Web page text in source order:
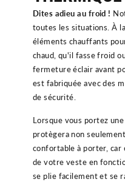
Dites adieu au froid ! No
toutes les situations. À
éléments chauffants
chaud, qu'il fasse froid
fermetureéclair avant
est fabriquée avec des
de sécurité.
Lorsque vous portez une
protègeranon seulement
confortable à porter, car
de votre veste en fon
se plie facilementet se